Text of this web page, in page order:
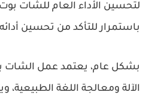
لتحسين الأداء العام للشات
باستمرار للتأكد من تحسين
بشكل عام، يعتمد عمل الشات
الآلة ومعالجة اللغة الطبيعية،